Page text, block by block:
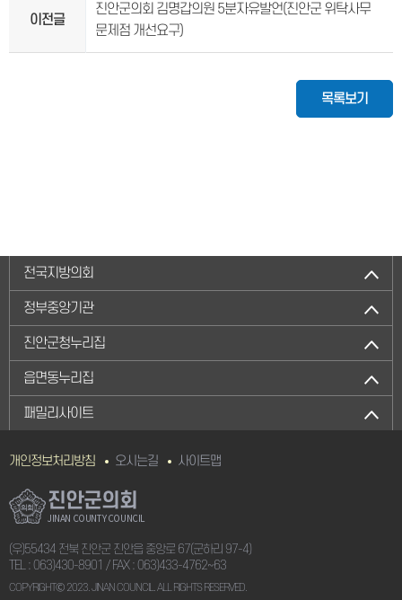
이전글
진안군의회 김명갑의원 5분자유발언(진안군 위탁사무
문제점 개선요구)
목록보기
전국지방의회
정부중앙기관
진안군청누리집
읍면동누리집
패밀리사이트
개인정보처리방침 오시는길 사이트맵
진안군의회
JINAN COUNTY COUNCIL
(우)55434 전북 진안군 진안읍 중앙로 67(군하리 97-4)
TEL : 063)430-8901 / FAX : 063)433-4762~63
COPYRIGHTⒸ 2023. JINAN COUNCIL. ALL RIGHTS RESERVED.